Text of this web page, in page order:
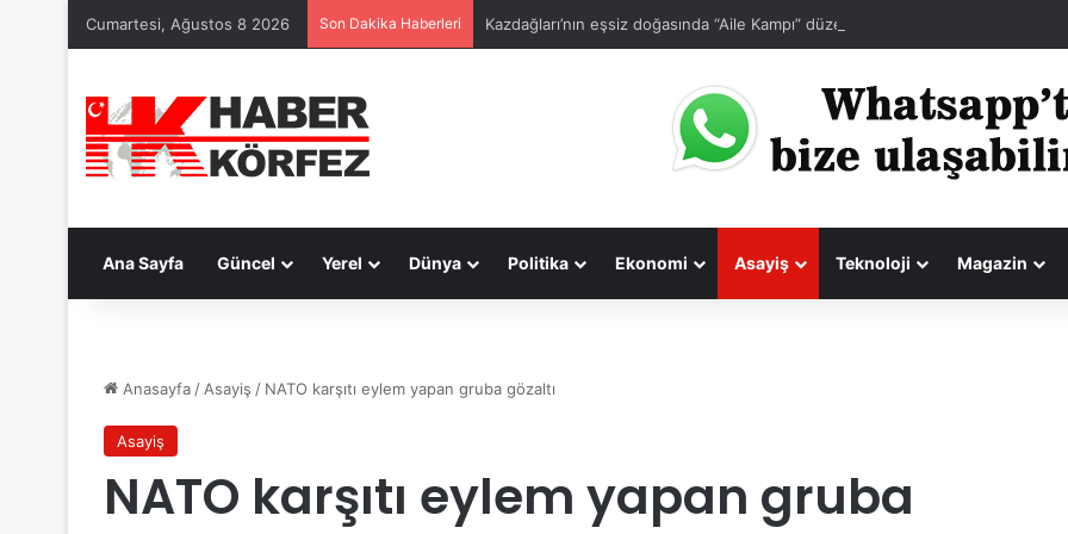
Cumartesi, Ağustos 8 2026 Son Dakika Haberleri Kazdağları’nın eşsiz doğasında “Aile Kampı” düzenlendi
Ana Sayfa Güncel Yerel Dünya Politika Ekonomi Asayiş Teknoloji Magazin
Anasayfa / Asayiş / NATO karşıtı eylem yapan gruba gözaltı
Asayiş
NATO karşıtı eylem yapan gruba